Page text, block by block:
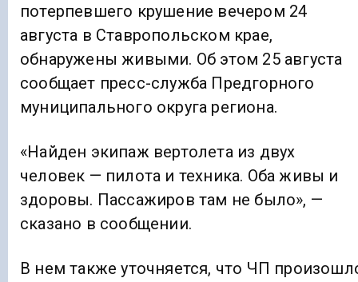
потерпевшего крушение вечером 24
августа в Ставропольском крае,
обнаружены живыми. Об этом 25 августа
сообщает пресс-служба Предгорного
муниципального округа региона.
«Найден экипаж вертолета из двух
человек — пилота и техника. Оба живы и
здоровы. Пассажиров там не было», —
сказано в сообщении.
В нем также уточняется, что ЧП